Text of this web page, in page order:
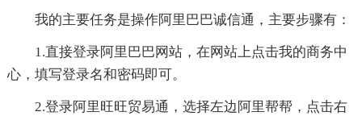
我的主要任务是操作阿里巴巴诚信通，主要步骤有：
1.直接登录阿里巴巴网站，在网站上点击我的商务中
心，填写登录名和密码即可。
2.登录阿里旺旺贸易通，选择左边阿里帮帮，点击右